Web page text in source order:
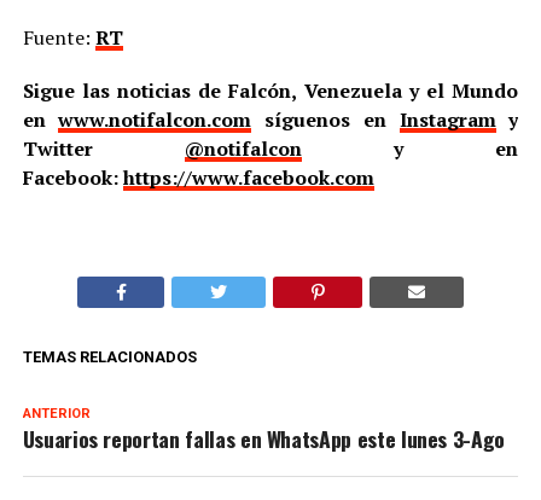
Fuente: RT
Sigue las noticias de Falcón, Venezuela y el Mundo
enwww.notifalcon.com síguenos en Instagramy
Twitter @notifalcony en
Facebook:https://www.facebook.com
TEMAS RELACIONADOS
ANTERIOR
Usuarios reportan fallas en WhatsApp este lunes 3-Ago